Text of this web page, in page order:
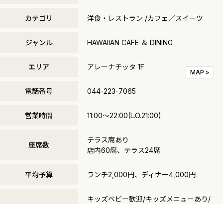
カテゴリ 洋食・レストラン /カフェ／スイーツ
ジャンル HAWAIIAN CAFE ＆ DINING
エリア アレーナチッタ 1F
MAP >
電話番号 044-223-7065
営業時間 11:00～22:00(L.O.21:00)
座席数
テラス席あり
店内60席、テラス24席
平均予算 ランチ2,000円、ディナー4,000円
キッズベビー歓迎/キッズメニューあり/